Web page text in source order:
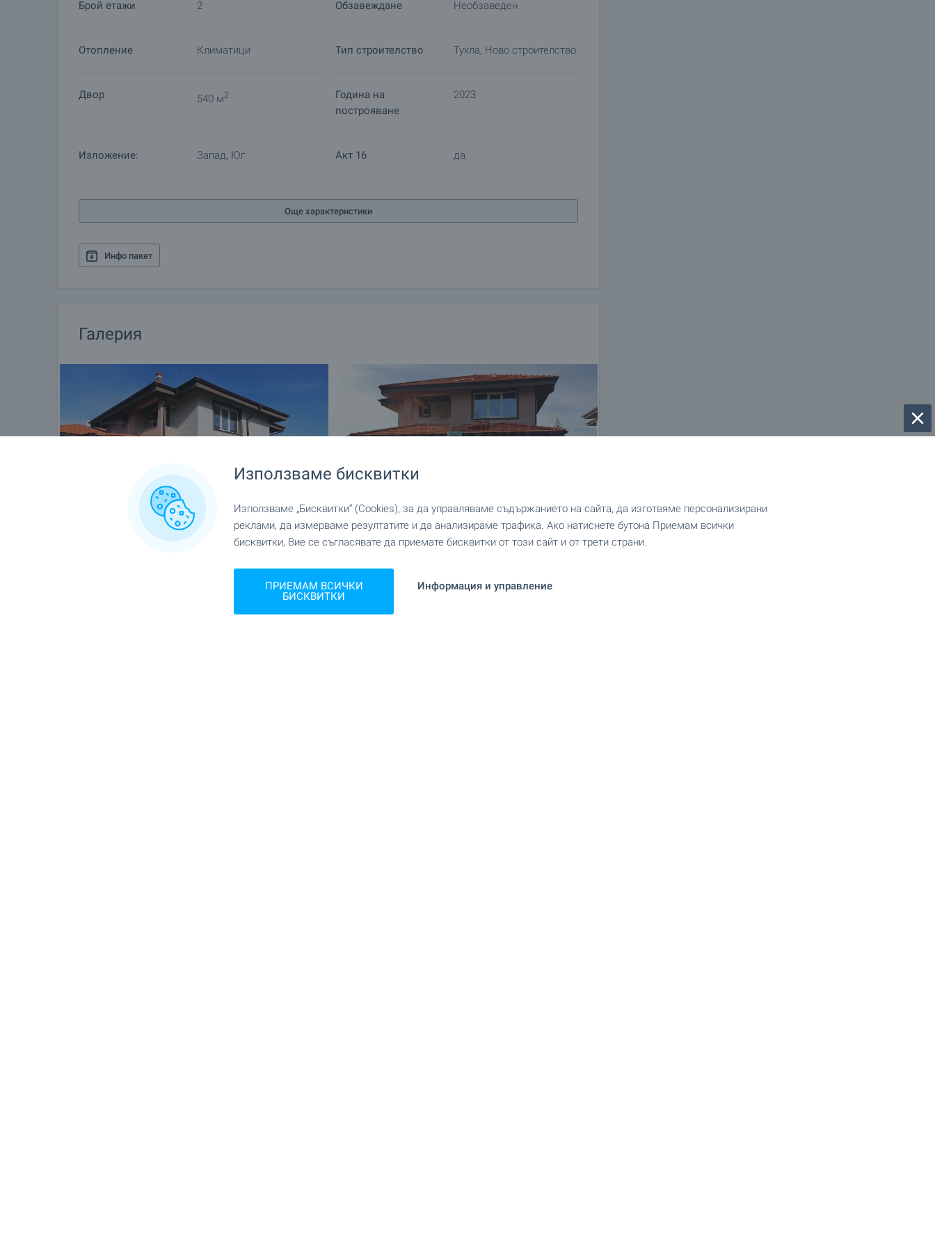
Брой етажи 2 Обзавеждане Необзаведен
Отопление Климатици Тип строителство Тухла, Ново строителство
Двор 540 м2
Година на
построяване
2023
Изложение: Запад, Юг Акт 16 да
Още характеристики
Инфо пакет
Галерия
Използваме бисквитки
Използваме „Бисквитки“ (Cookies), за да управляваме съдържанието на сайта, да изготвяме персонализирани
реклами, да измерваме резултатите и да анализираме трафика. Ако натиснете бутона Приемам всички
бисквитки, Вие се съгласявате да приемате бисквитки от този сайт и от трети страни.
ПРИЕМАМ ВСИЧКИ
БИСКВИТКИ
Информация и управление